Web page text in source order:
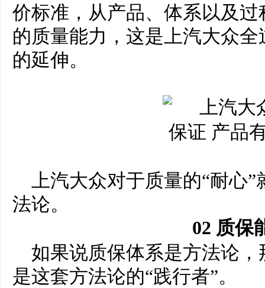
价标准，从产品、体系以及
的质量能力，这是上汽大众
的延伸。
上汽大众对于质量的“耐心
法论。
02 质保
如果说质保体系是方法论
是这套方法论的“践行者”。